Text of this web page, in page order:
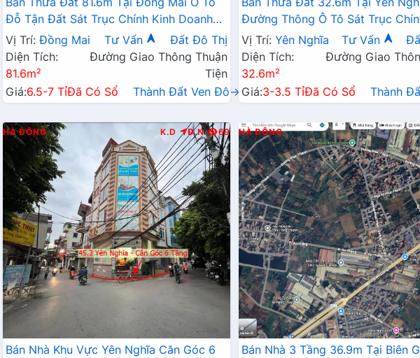
Đỗ Tận Đất Sát Trục Chính Kinh Doanh
Ngay Gần Khu Dịch Vụ Sinh Thái
Vị Trí: Đồng Mai Tư Vấn
Đất Đô Thị
Diện Tích:
81.6m²
Đường Giao Thông Thuận
Tiện
Giá:6.5-7 TỉĐã Có Sổ Thành Đất Ven Đô→
Đường Thông Ô Tô Sát Trục
Doanh Gần QL6A , Cầu Mai Lĩnh
Vị Trí: Yên Nghĩa Tư Vấn
Diện Tích:
32.6m²
Đường Giao
Giá:3-3.5 TỉĐã Có Sổ Thành
HÀ ĐÔNG K.D Đ.N 69
Bán Nhà Khu Vực Yên Nghĩa Căn Góc 6
HÀ ĐÔNG
Bán Nhà 3 Tầng 36.9m Tại Biên